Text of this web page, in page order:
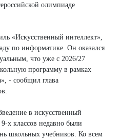
олимпиаде
«Искусственный интеллект»,
по информатике. Он оказался
что уже с 2026/27
программу в рамках
- сообщил глава
в искусственный
х классов недавно были
школьных учебников. Ко всем